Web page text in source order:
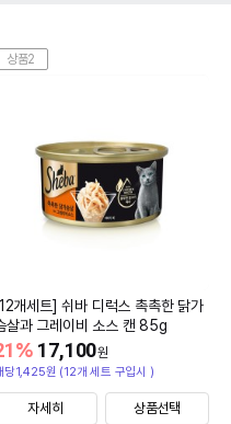
상품2
개세트] 쉬바 디럭스 촉촉한 닭가
살과 그레이비 소스 캔 85g
17,100원
%
당1,425원 (12개 세트 구입시 )
자세히 상품선택